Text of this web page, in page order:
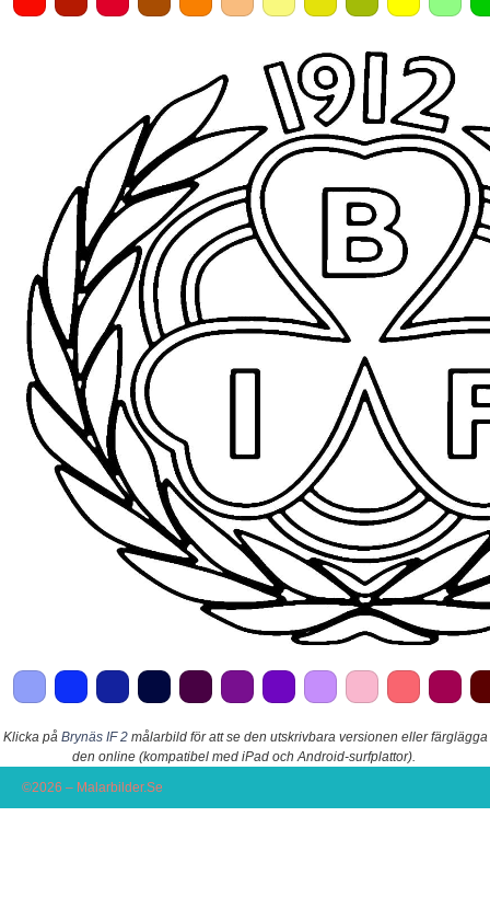
Klicka på Brynäs IF 2målarbild för att se den utskrivbara versionen eller färglägga
den online (kompatibel med iPad och Android-surfplattor).
©2026 – Malarbilder.Se